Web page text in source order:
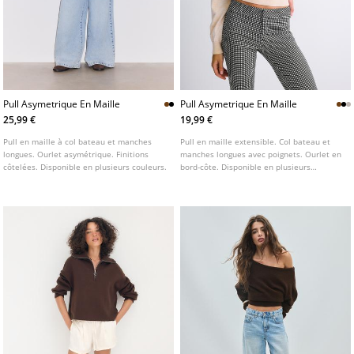
Pull Asymetrique En Maille
25,99 €
Pull en maille à col bateau et manches
longues. Ourlet asymétrique. Finitions
côtelées. Disponible en plusieurs couleurs.
Pull Asymetrique En Maille
19,99 €
Pull en maille extensible. Col bateau et
manches longues avec poignets. Ourlet en
bord-côte. Disponible en plusieurs